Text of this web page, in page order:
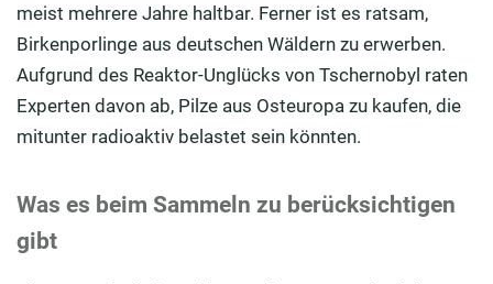
meist mehrere Jahre haltbar. Ferner ist es ratsam,
Birkenporlinge aus deutschen Wäldern zu erwerben.
Aufgrund des Reaktor-Unglücks von Tschernobyl raten
Experten davon ab, Pilze aus Osteuropa zu kaufen, die
mitunter radioaktiv belastet sein könnten.
Was es beim Sammeln zu berücksichtigen
gibt